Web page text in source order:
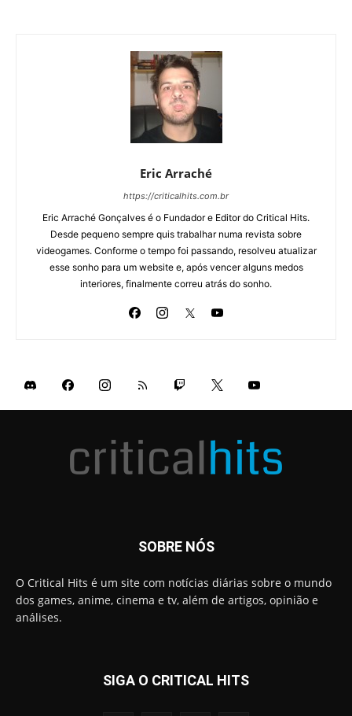
Eric Arraché
https://criticalhits.com.br
Eric Arraché Gonçalves é o Fundador e Editor do Critical Hits.
Desde pequeno sempre quis trabalhar numa revista sobre
videogames. Conforme o tempo foi passando, resolveu atualizar
esse sonho para um website e, após vencer alguns medos
interiores, finalmente correu atrás do sonho.
SOBRE NÓS
O Critical Hits é um site com notícias diárias sobre o mundo
dos games, anime, cinema e tv, além de artigos, opinião e
análises.
SIGA O CRITICAL HITS